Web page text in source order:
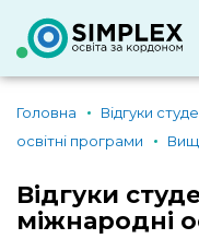
Головна
Відгуки
освітні програми
Відгуки
міжнародні